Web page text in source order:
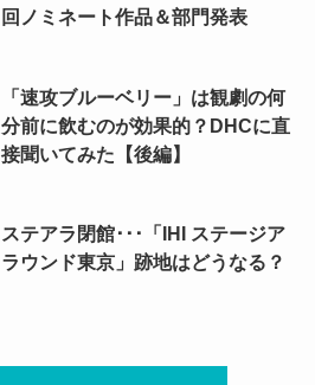
回ノミネート作品＆部門発表
「速攻ブルーベリー」は観劇の何
分前に飲むのが効果的？DHCに直
接聞いてみた【後編】
ステアラ閉館･･･「IHI ステージア
ラウンド東京」跡地はどうなる？